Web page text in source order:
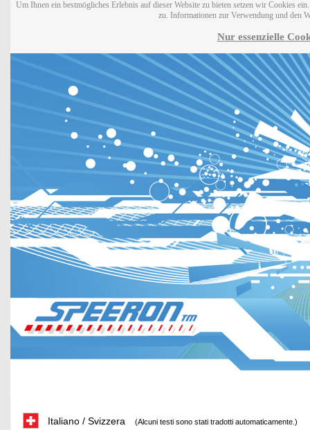
Um Ihnen ein bestmögliches Erlebnis auf dieser Website zu bieten setzen wir Cookies
zu. Informationen zur Verwendung und den
Nur essenzielle
Italiano / Svizzera (Alcuni testi sono stati tradotti automaticamente.)